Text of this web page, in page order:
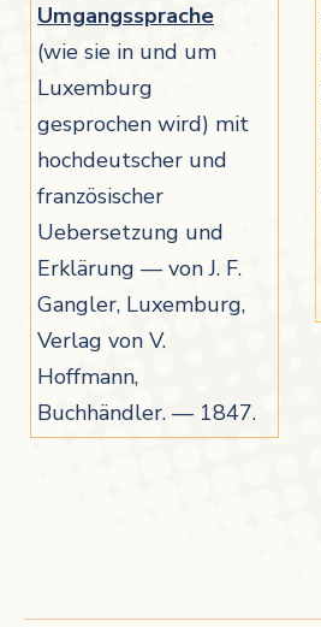
Umgangssprache
(wie sie in und um
Luxemburg
gesprochen wird) mit
hochdeutscher und
französischer
Uebersetzung und
Erklärung — von J. F.
Gangler, Luxemburg,
Verlag von V.
Hoffmann,
Buchhändler. — 1847.